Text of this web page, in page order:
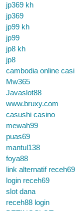
jp369 kh
jp369
jp99 kh
jp99
jp8 kh
jp8
cambodia online
Mw365
Javaslot88
www.bruxy.com
casushi casino
mewah99
puas69
mantul138
foya88
link alternatif receh69
login receh69
slot dana
receh88 login